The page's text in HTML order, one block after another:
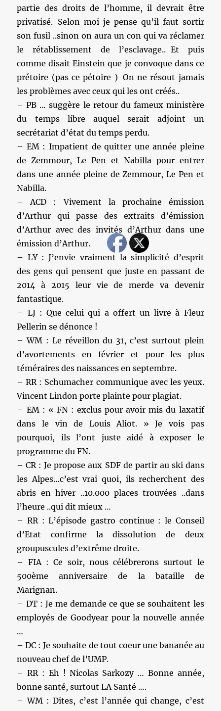
partie des droits de l’homme, il devrait être
privatisé. Selon moi je pense qu’il faut sortir
son fusil ..sinon on aura un con qui va réclamer
le rétablissement de l’esclavage.. Et puis
comme disait Einstein que je convoque dans ce
prétoire (pas ce pétoire ) On ne résout jamais
les problèmes avec ceux qui les ont créés..
– PB … suggère le retour du fameux ministère
du temps libre auquel serait adjoint un
secrétariat d’état du temps perdu.
– EM : Impatient de quitter une année pleine
de Zemmour, Le Pen et Nabilla pour entrer
dans une année pleine de Zemmour, Le Pen et
Nabilla.
– ACD : Vivement la prochaine émission
d’Arthur qui passe des extraits d’émission
d’Arthur avec des invités d’Arthur dans une
émission d’Arthur.
– LY : J’envie vraiment la simplicité d’esprit
des gens qui pensent que juste en passant de
2014 à 2015 leur vie de merde va devenir
fantastique.
– LJ : Que celui qui a offert un livre à Fleur
Pellerin se dénonce !
– WM : Le réveillon du 31, c’est surtout plein
d’avortements en février et pour les plus
téméraires des naissances en septembre.
– RR : Schumacher communique avec les yeux.
Vincent Lindon porte plainte pour plagiat.
– EM : « FN : exclus pour avoir mis du laxatif
dans le vin de Louis Aliot. » Je vois pas
pourquoi, ils l’ont juste aidé à exposer le
programme du FN.
– CR : Je propose aux SDF de partir au ski dans
les Alpes…c’est vrai quoi, ils recherchent des
abris en hiver ..10.000 places trouvées ..dans
l’heure ..qui dit mieux …
– RR : L’épisode gastro continue : le Conseil
d’Etat confirme la dissolution de deux
groupuscules d’extrême droite.
– FIA : Ce soir, nous célébrerons surtout le
500ème anniversaire de la bataille de
Marignan.
– DT : Je me demande ce que se souhaitent les
employés de Goodyear pour la nouvelle année
…
– DC : Je souhaite de tout coeur une bananée au
nouveau chef de l’UMP.
– RR : Eh ! Nicolas Sarkozy … Bonne année,
bonne santé, surtout LA Santé ….
– WM : Dites, c’est l’année qui change, c’est